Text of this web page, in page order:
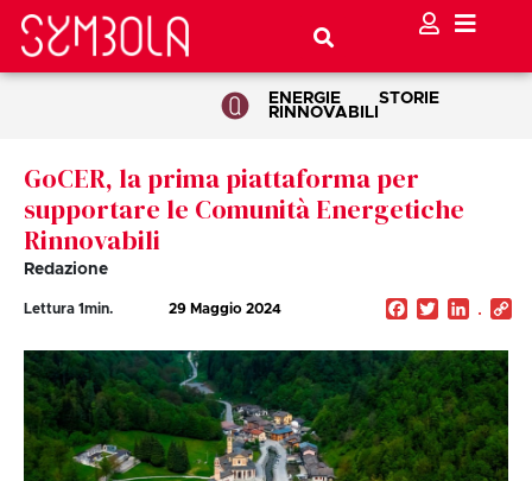
ENERGIE
RINNOVABILI
STORIE
GoCER, la prima piattaforma per
supportare le Comunità Energetiche
Rinnovabili
Redazione
Lettura 1min. 29 Maggio 2024 Facebook
Twitter